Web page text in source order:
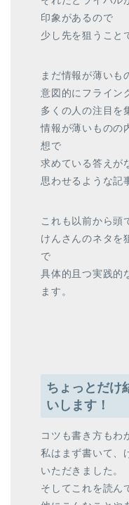
印象があるので
少し先を狙うこと
まだ情報が薄いも
意図的にフライン
多くの人の注目を
情報が薄いものの
想で
求めている答えが
思わせるような記
これも以前から頭
けんさんのネタを
で
具体的且つ実践的
ます。
ちょっとだけ
いします！
コツも書き方もわ
私はまず書いて、
いただきました。
そしてこれを読ん